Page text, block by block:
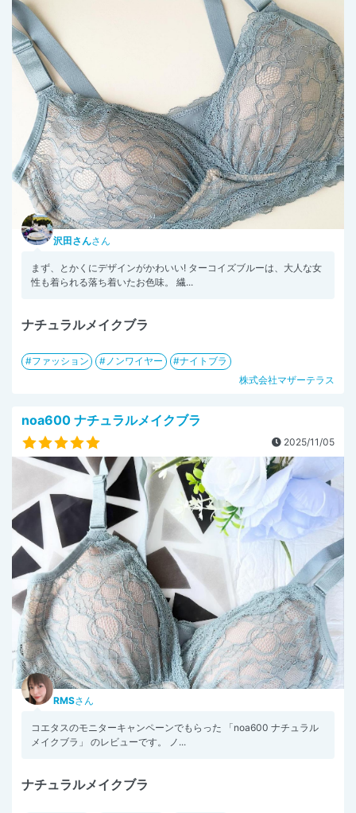
沢田さんさん
まず、とかくにデザインがかわいい! ターコイズブルーは、大人な女
性も着られる落ち着いたお色味。 繊...
ナチュラルメイクブラ
ファッション ノンワイヤー
ナイトブラ
株式会社マザーテラス
noa600 ナチュラルメイクブラ
2025/11/05
RMSさん
コエタスのモニターキャンペーンでもらった 「noa600 ナチュラル
メイクブラ」 のレビューです。 ノ...
ナチュラルメイクブラ